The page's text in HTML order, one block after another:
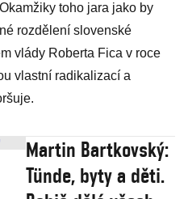
toho jara jako by
rozdělení slovenské
vlády Roberta Fica v roce
vlastní radikalizací a
Martin Bartkovský:
Tünde, byty a děti.